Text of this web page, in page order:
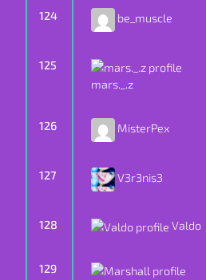
124 be_muscle
125
mars._.z
126 MisterPex
127 V3r3nis3
128 Valdo
129